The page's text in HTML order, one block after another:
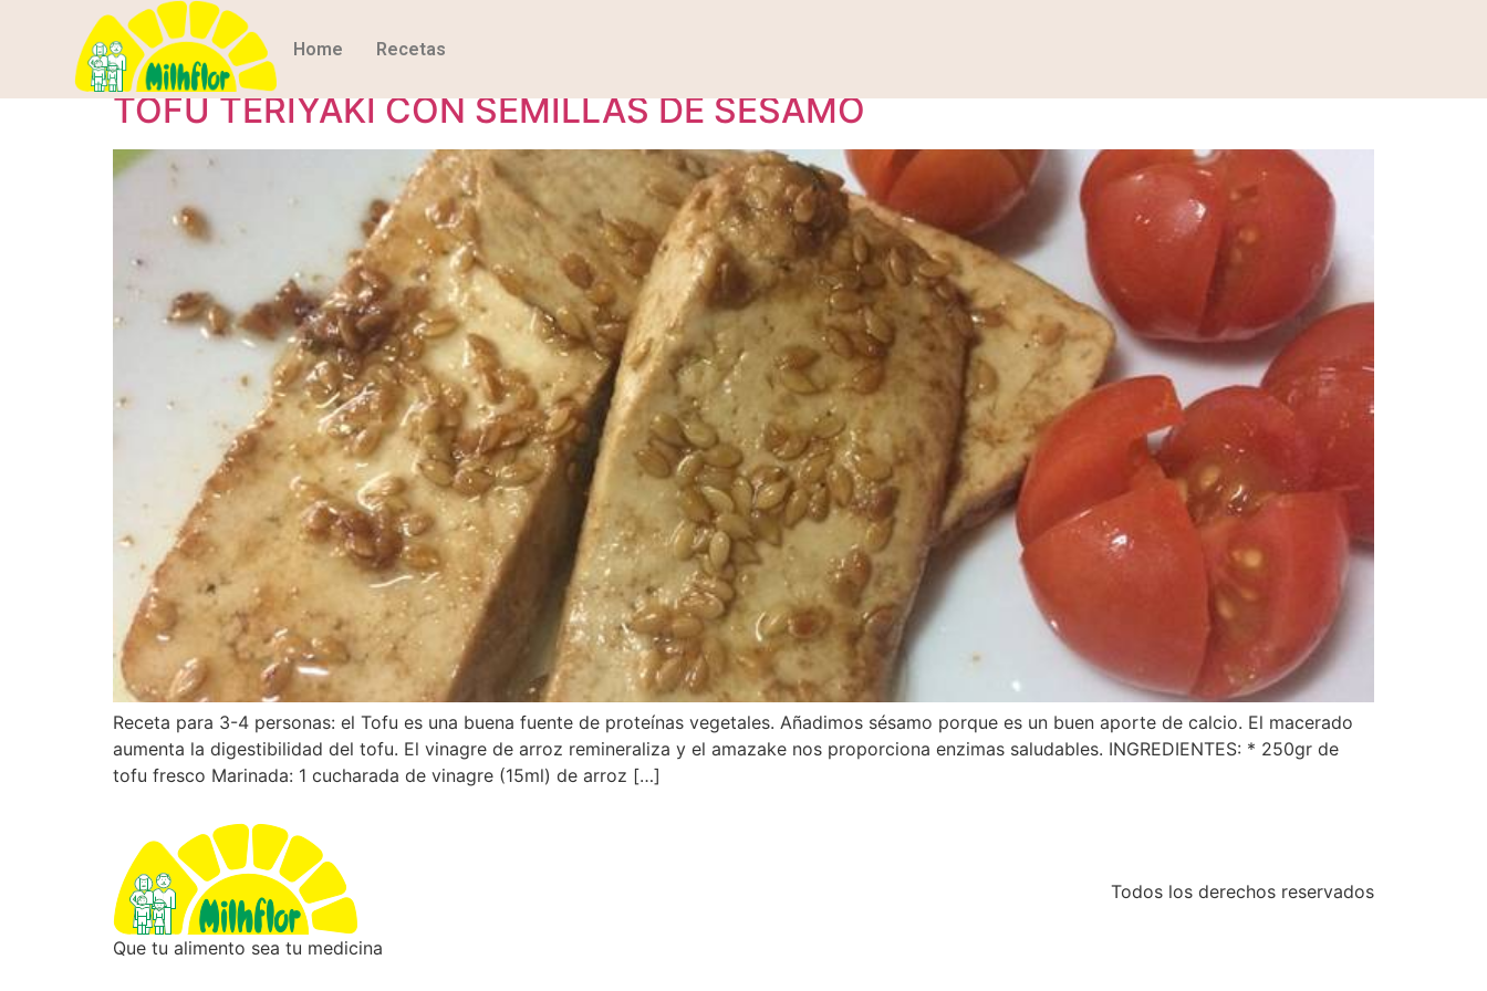
Home Recetas
Etiqueta:Receta Vegana
TOFU TERIYAKI CON SEMILLAS DE SESAMO
Receta para 3-4 personas: el Tofu es una buena fuente de proteínas vegetales. Añadimos sésamo porque es un buen aporte de calcio. El macerado
aumenta la digestibilidad del tofu. El vinagre de arroz remineraliza y el amazake nos proporciona enzimas saludables. INGREDIENTES: * 250gr de
tofu fresco Marinada: 1 cucharada de vinagre (15ml) de arroz […]
Que tu alimento sea tu medicina
Todos los derechos reservados